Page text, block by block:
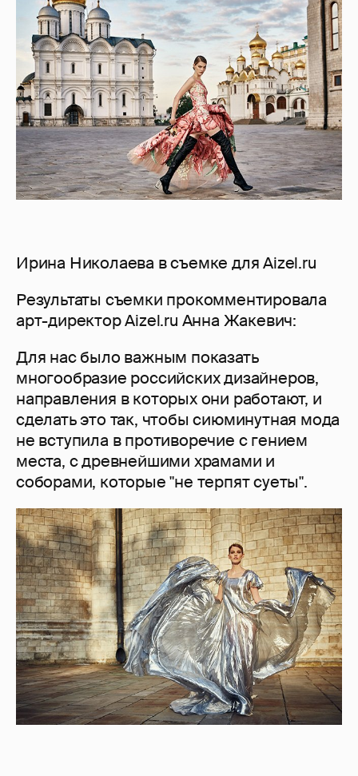
Ирина Николаева в съемке для Aizel.ru
Результаты съемки прокомментировала
арт-директор Aizel.ru Анна Жакевич:
Для нас было важным показать
многообразие российских дизайнеров,
направления в которых они работают, и
сделать это так, чтобы сиюминутная мода
не вступила в противоречие с гением
места, с древнейшими храмами и
соборами, которые "не терпят суеты".